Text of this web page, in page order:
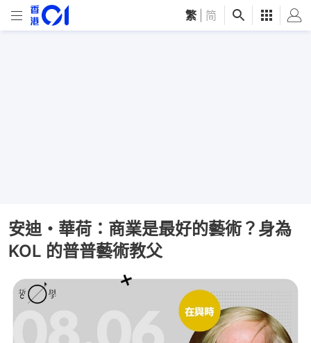
繁 简
安迪・華荷：商業是最好的藝術？身為
KOL 的普普藝術教父